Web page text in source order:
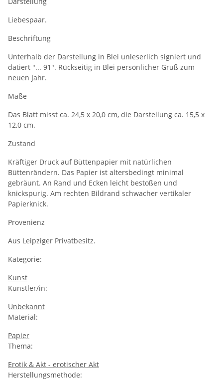
Liebespaar.
Beschriftung
Unterhalb der Darstellung in Blei unleserlich signiert und
datiert "... 91". Rückseitig in Blei persönlicher Gruß zum
neuen Jahr.
Maße
Das Blatt misst ca. 24,5 x 20,0 cm, die Darstellung ca. 15,5 x
12,0 cm.
Zustand
Kräftiger Druck auf Büttenpapier mit natürlichen
Büttenrändern. Das Papier ist altersbedingt minimal
gebräunt. An Rand und Ecken leicht bestoßen und
knickspurig. Am rechten Bildrand schwacher vertikaler
Papierknick.
Provenienz
Aus Leipziger Privatbesitz.
Kategorie:
Kunst
Künstler/in:
Unbekannt
Material:
Papier
Thema:
Erotik & Akt - erotischer Akt
Herstellungsmethode: